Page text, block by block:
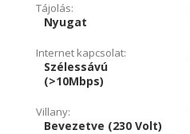
Tájolás:
Nyugat
Internet kapcsolat:
Szélessávú
(>10Mbps)
Villany:
Bevezetve (230 Volt)